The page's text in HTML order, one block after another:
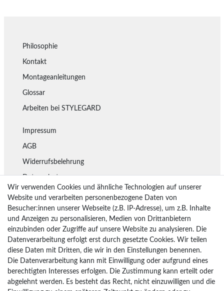
Philosophie
Kontakt
Montageanleitungen
Glossar
Arbeiten bei STYLEGARD
Impressum
AGB
Widerrufsbelehrung
Datenschutz
Lieferung
Rückgaberecht
Vertrag widerrufen
Bezahlarten
PayPal
Wir verwenden Cookies und ähnliche Technologien auf unserer
Website und verarbeiten personenbezogene Daten von
Besucher:innen unserer Webseite (z.B. IP-Adresse), um z.B. Inhalte
und Anzeigen zu personalisieren, Medien von Drittanbietern
einzubinden oder Zugriffe auf unsere Website zu analysieren. Die
Datenverarbeitung erfolgt erst durch gesetzte Cookies. Wir teilen
diese Daten mit Dritten, die wir in den Einstellungen benennen.
Die Datenverarbeitung kann mit Einwilligung oder aufgrund eines
berechtigten Interesses erfolgen. Die Zustimmung kann erteilt oder
abgelehnt werden. Es besteht das Recht, nicht einzuwilligen und die